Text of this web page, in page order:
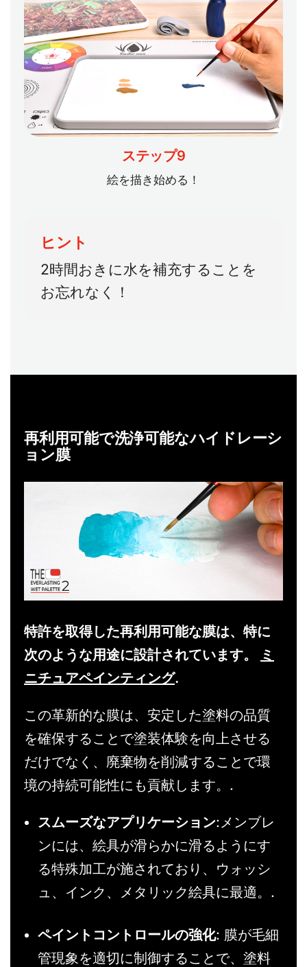
ステップ9
絵を描き始める！
ヒント
2時間おきに水を補充することを
お忘れなく！
再利用可能で洗浄可能なハイドレーシ
ョン膜
特許を取得した再利用可能な膜は、特に
次のような用途に設計されています。
ミ
ニチュアペインティング.
この革新的な膜は、安定した塗料の品質
を確保することで塗装体験を向上させる
だけでなく、廃棄物を削減することで環
境の持続可能性にも貢献します。.
スムーズなアプリケーション:メンブレ
ンには、絵具が滑らかに滑るようにす
る特殊加工が施されており、ウォッシ
ュ、インク、メタリック絵具に最適。.
ペイントコントロールの強化: 膜が毛細
管現象を適切に制御することで、塗料